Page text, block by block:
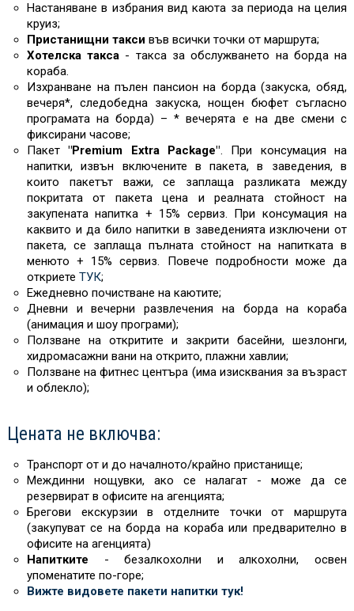
Настаняване в избрания вид каюта за периода на целия
круиз;
Пристанищни такси във всички точки от маршрута;
Хотелска такса - такса за обслужването на борда на
кораба.
Изхранване на пълен пансион на борда (закуска, обяд,
вечеря*, следобедна закуска, нощен бюфет съгласно
програмата на борда) – * вечерята е на две смени с
фиксирани часове;
Пакет"Premium Extra Package". При консумация на
напитки, извън включените в пакета, в заведения, в
които пакетът важи, се заплаща разликата между
покритата от пакета цена и реалната стойност на
закупената напитка + 15% сервиз. При консумация на
каквито и да било напитки в заведенията изключени от
пакета, се заплаща пълната стойност на напитката в
менюто + 15% сервиз. Повече подробности може да
откриете ТУК;
Ежедневно почистване на каютите;
Дневни и вечерни развлечения на борда на кораба
(анимация и шоу програми);
Ползване на откритите и закрити басейни, шезлонги,
хидромасажни вани на открито, плажни хавлии;
Ползване на фитнес центъра (има изисквания за възраст
и облекло);
Цената не включва:
Транспорт от и до началното/крайно пристанище;
Междинни нощувки, ако се налагат - може да се
резервират в офисите на агенцията;
Брегови екскурзии в отделните точки от маршрута
(закупуват се на борда на кораба или предварително в
офисите на агенцията)
Напитките - безалкохолни и алкохолни, освен
упоменатите по-горе;
Вижте видовете пакети напитки тук!